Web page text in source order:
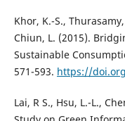
Khor, K.-S.,
Chiun, L. (2015).
Sustainable
571-593. https://
Lai, R S., Hsu, L.-L.,